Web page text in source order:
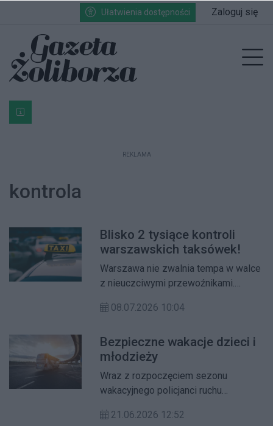
Przejdź do głównych treści
Przejdź do wyszukiwarki
Przejdź do głównego menuUłatwienia dostępności Zaloguj się
Bardzo ważna informacja dla podatników posiadających
REKLAMA
kontrola
Blisko 2 tysiące kontroli
warszawskich taksówek!
Warszawa nie zwalnia tempa w walce
z nieuczciwymi przewoźnikami.
jazdy, pod wpływem alkoholu i z
08.07.2026 10:04
Bezpieczne wakacje dzieci i
młodzieży
Wraz z rozpoczęciem sezonu
wakacyjnego policjanci ruchu
wzmożone kontrole autobusów
21.06.2026 12:52